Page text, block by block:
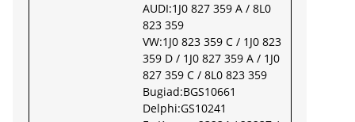
AUDI:1J0 827 359 A / 8L0
823 359
VW:1J0 823 359 C / 1J0 823
359 D / 1J0 827 359 A / 1J0
827 359 C / 8L0 823 359
Bugiad:BGS10661
Delphi:GS10241